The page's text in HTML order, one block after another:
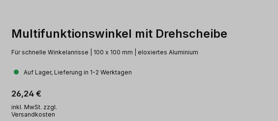
Multifunktionswinkel mit Drehscheibe
Für schnelle Winkelanrisse | 100 x 100 mm | eloxiertes Aluminium
Auf Lager, Lieferung in 1-2 Werktagen
Regulärer Preis:
26,24 €
inkl. MwSt. zzgl.
Versandkosten